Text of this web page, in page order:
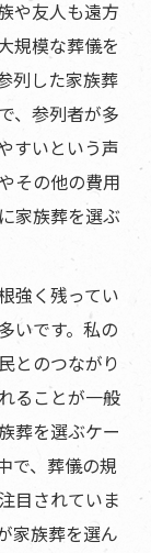
や友人も遠方
規模な葬儀を
列した家族葬
、参列者が多
すいという声
その他の費用
家族葬を選ぶ
強く残ってい
いです。私の
とのつながり
ることが一般
葬を選ぶケー
で、葬儀の規
目されていま
家族葬を選ん